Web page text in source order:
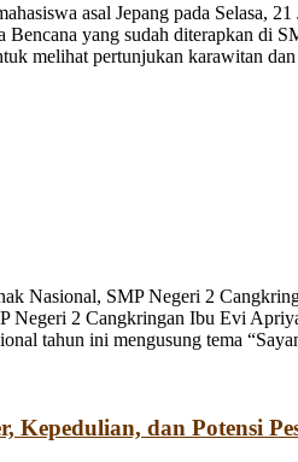
asal Jepang pada Selasa,
Bencana yang sudah diterapkan
melihat pertunjukan karawitan
Nasional, SMP Negeri 2
2 Cangkringan Ibu Evi
tahun ini mengusung tema
dan Potensi